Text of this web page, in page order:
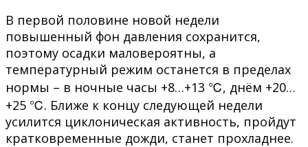
В первой половине новой недели
повышенный фон давления сохранится,
поэтому осадки маловероятны, а
температурный режим останется в пределах
нормы – в ночные часы +8…+13 ℃, днём +20…
+25 ℃. Ближе к концу следующей недели
усилится циклоническая активность, пройдут
кратковременные дожди, станет прохладнее.